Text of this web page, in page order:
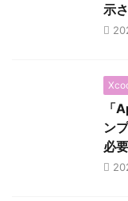
示
「
ン
必